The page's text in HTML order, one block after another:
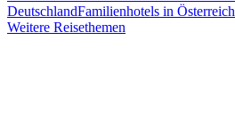
DeutschlandFamilienhotels in Österreich
Weitere Reisethemen